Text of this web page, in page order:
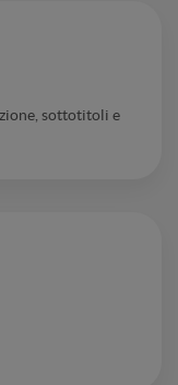
sottotitoli e